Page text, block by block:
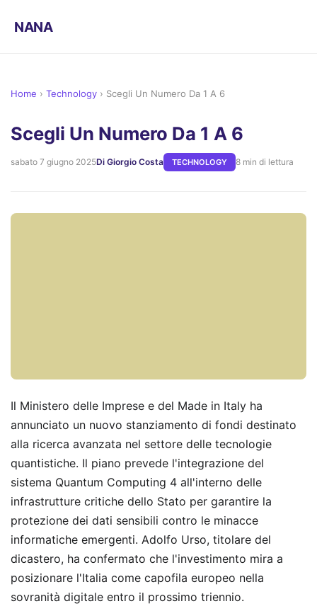
NANA
Home › Technology › Scegli Un Numero Da 1 A 6
Scegli Un Numero Da 1 A 6
sabato 7 giugno 2025Di Giorgio Costa TECHNOLOGY 8 min di lettura
Il Ministero delle Imprese e del Made in Italy ha
annunciato un nuovo stanziamento di fondi destinato
alla ricerca avanzata nel settore delle tecnologie
quantistiche. Il piano prevede l'integrazione del
sistema Quantum Computing 4 all'interno delle
infrastrutture critiche dello Stato per garantire la
protezione dei dati sensibili contro le minacce
informatiche emergenti. Adolfo Urso, titolare del
dicastero, ha confermato che l'investimento mira a
posizionare l'Italia come capofila europeo nella
sovranità digitale entro il prossimo triennio.